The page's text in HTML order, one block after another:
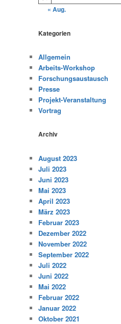
« Aug.
Kategorien
Allgemein
Arbeits-Workshop
Forschungsaustausch
Presse
Projekt-Veranstaltung
Vortrag
Archiv
August 2023
Juli 2023
Juni 2023
Mai 2023
April 2023
März 2023
Februar 2023
Dezember 2022
November 2022
September 2022
Juli 2022
Juni 2022
Mai 2022
Februar 2022
Januar 2022
Oktober 2021